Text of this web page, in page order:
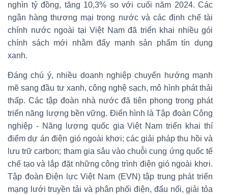
nghìn tỷ đồng, tăng 10,3% so với cuối năm 2024. Các
ngân hàng thương mại trong nước và các định chế tài
chính nước ngoài tại Việt Nam đã triển khai nhiều gói
chính sách mới nhằm đẩy mạnh sản phẩm tín dụng
xanh.
Đáng chú ý, nhiều doanh nghiệp chuyển hướng mạnh
mẽ sang đầu tư xanh, công nghệ sạch, mô hình phát thải
thấp. Các tập đoàn nhà nước đã tiên phong trong phát
triển năng lượng bền vững. Điển hình là Tập đoàn Công
nghiệp - Năng lượng quốc gia Việt Nam triển khai thí
điểm dự án điện gió ngoài khơi; các giải pháp thu hồi và
lưu trữ carbon; tham gia sâu vào chuỗi cung ứng quốc tế
chế tạo và lắp đặt những công trình điện gió ngoài khơi.
Tập đoàn Điện lực Việt Nam (EVN) tập trung phát triển
mạng lưới truyền tải và phân phối điện, đấu nối, giải tỏa